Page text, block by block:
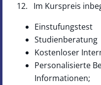
12. Im Kurspreis
Einstufungstest
Studienberatung
Kostenloser
Personalisierte
Informationen;